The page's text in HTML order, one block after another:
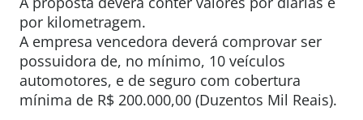
por kilometragem.
A empresa vencedora deverá comprovar ser
possuidora de, no mínimo, 10 veículos
automotores, e de seguro com cobertura
mínima de R$ 200.000,00 (Duzentos Mil Reais).